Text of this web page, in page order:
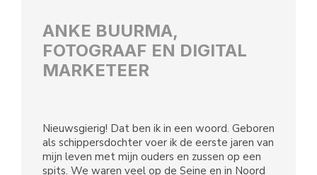
ANKE BUURMA,
FOTOGRAAF EN DIGITAL
MARKETEER
Nieuwsgierig! Dat ben ik in een woord. Geboren
als schippersdochter voer ik de eerste jaren van
mijn leven met mijn ouders en zussen op een
spits. We waren veel op de Seine en in Noord